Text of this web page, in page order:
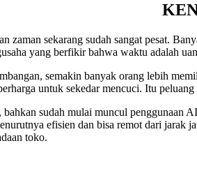
zaman sekarang sudah sangat pesat.
yang berfikir bahwa waktu adalah
semakin banyak orang lebih
untuk sekedar mencuci. Itu
sudah mulai muncul penggunaan
efisien dan bisa remot dari jarak
toko.